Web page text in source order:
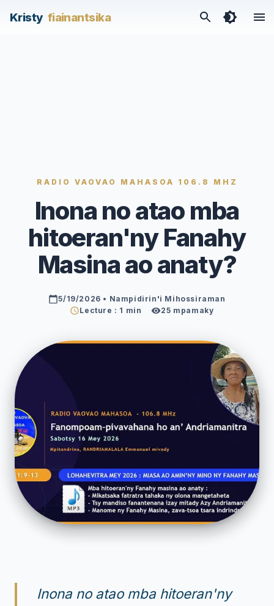
Kristy fiainantsika
RADIO VAOVAO MAHASOA 106.8 MHZ
Inona no atao mba
hitoeran'ny Fanahy
Masina ao anaty?
5/19/2026 • Nampidirin'i Mihossiraman
Lecture : 1 min
25 mpamaky
Inona no atao mba hitoeran'ny
/articles/inona-no-atao-mba-hitoeranny-fanahy-masina-